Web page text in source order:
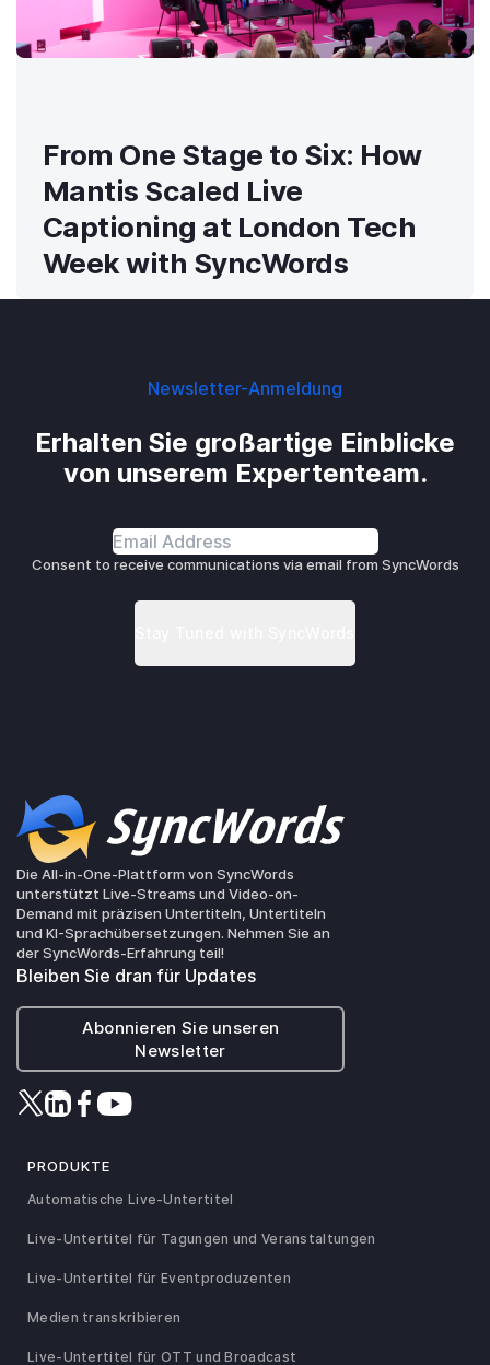
From One Stage to Six: How
Mantis Scaled Live
Captioning at London Tech
Week with SyncWords
Newsletter-Anmeldung
Erhalten Sie großartige Einblicke
von unserem Expertenteam.
Consent to receive communications via email from SyncWords
Die All-in-One-Plattform von SyncWords
unterstützt Live-Streams und Video-on-
Demand mit präzisen Untertiteln, Untertiteln
und KI-Sprachübersetzungen. Nehmen Sie an
der SyncWords-Erfahrung teil!
Bleiben Sie dran für Updates
Abonnieren Sie unseren
Newsletter
PRODUKTE
Automatische Live-Untertitel
Live-Untertitel für Tagungen und Veranstaltungen
Live-Untertitel für Eventproduzenten
Medien transkribieren
Live-Untertitel für OTT und Broadcast